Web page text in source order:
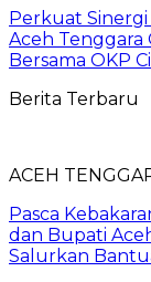
Perkuat Sinergi
Aceh Tenggara
Bersama OKP
Berita Terbaru
ACEH
Pasca
dan Bupati
Salurkan